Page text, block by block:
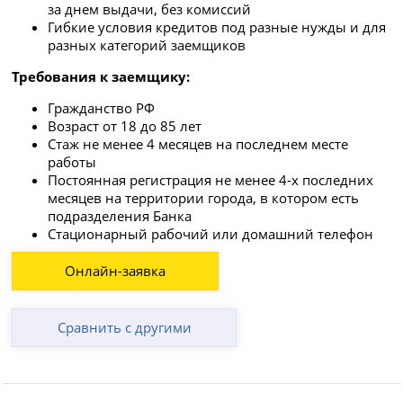
за днем выдачи, без комиссий
Гибкие условия кредитов под разные нужды и для
разных категорий заемщиков
Требования к заемщику:
Гражданство РФ
Возраст от 18 до 85 лет
Стаж не менее 4 месяцев на последнем месте
работы
Постоянная регистрация не менее 4-х последних
месяцев на территории города, в котором есть
подразделения Банка
Стационарный рабочий или домашний телефон
Онлайн-заявка
Сравнить с другими